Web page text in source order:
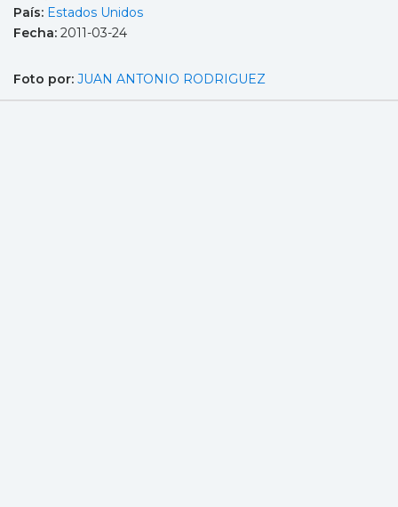
País: Estados Unidos
Fecha: 2011-03-24
Foto por: JUAN ANTONIO RODRIGUEZ